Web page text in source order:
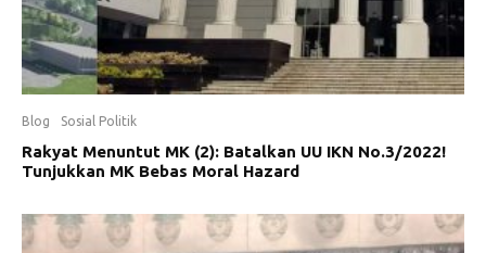
Blog Sosial Politik
Rakyat Menuntut MK (2): Batalkan UU IKN No.3/2022!
Tunjukkan MK Bebas Moral Hazard